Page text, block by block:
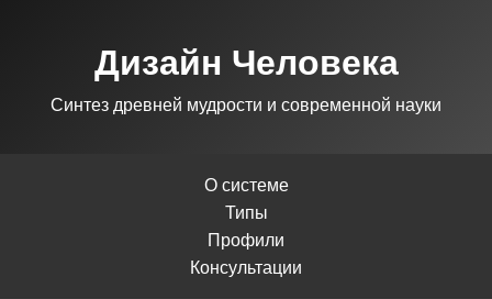
Дизайн Человека
Синтез древней мудрости и современной науки
О системе
Типы
Профили
Консультации